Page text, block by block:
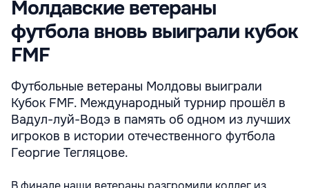
Молдавские ветераны
футбола вновь выиграли кубок
FMF
Футбольные ветераны Молдовы выиграли
Кубок FMF. Международный турнир прошёл в
Вадул-луй-Водэ в память об одном из лучших
игроков в истории отечественного футбола
Георгие Тегляцове.